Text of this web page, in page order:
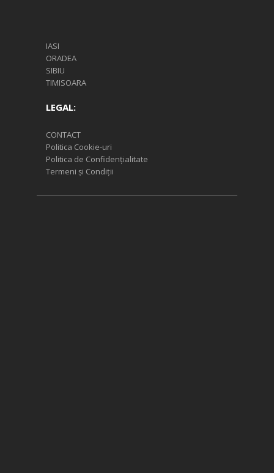
IASI
ORADEA
SIBIU
TIMISOARA
LEGAL:
CONTACT
Politica Cookie-uri
Politica de Confidențialitate
Termeni și Condiții